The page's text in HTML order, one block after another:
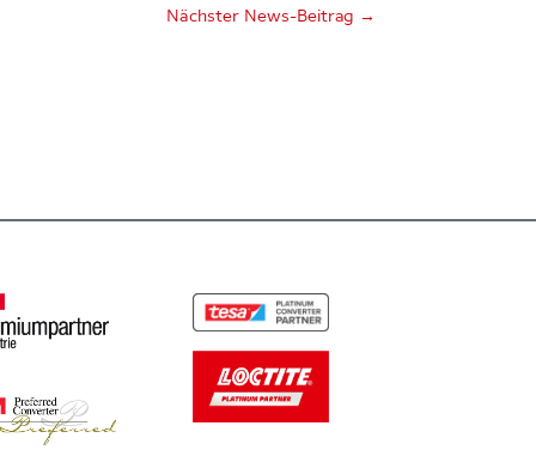
Nächster News-Beitrag →